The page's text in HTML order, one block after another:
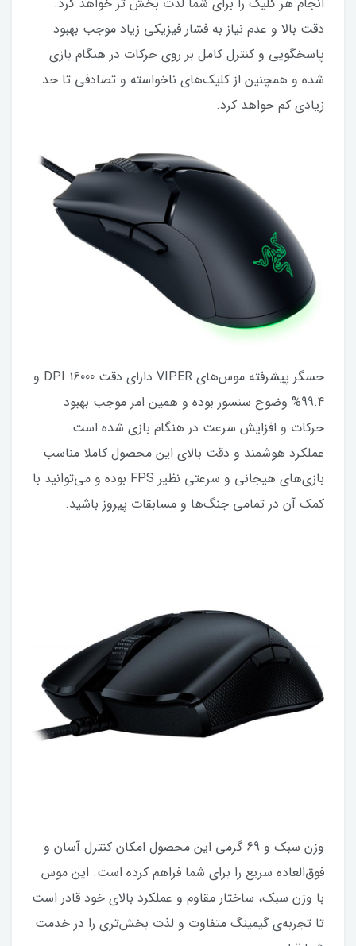
دقت بالا و عدم نیاز به فشار فیزیکی زیاد موجب بهبود
پاسخگویی و کنترل کامل بر روی حرکات در هنگام بازی
شده و همچنین از کلیک‌های ناخواسته و تصادفی تا حد
زیادی کم خواهد کرد.
حسگر پیشرفته موس‌های VIPER دارای دقت 16000 DPI و
99.4% وضوح سنسور بوده و همین امر موجب بهبود
حرکات و افزایش سرعت در هنگام بازی شده است.
عملکرد هوشمند و دقت بالای این محصول کاملا مناسب
بازی‌های هیجانی و سرعتی نظیر FPS بوده و می‌توانید با
کمک آن در تمامی جنگ‌ها و مسابقات پیروز باشید.
وزن سبک و 69 گرمی این محصول امکان کنترل آسان و
فوق‌العاده سریع را برای شما فراهم کرده است. این موس
با وزن سبک، ساختار مقاوم و عملکرد بالای خود قادر است
تا تجربه‌ی گیمینگ متفاوت و لذت بخش‌تری را در خدمت